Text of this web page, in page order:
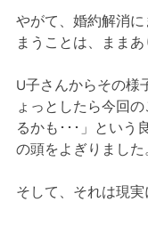
やがて、婚約解消
まうことは、ままあ
U子さんからその様
ょっとしたら今回
るかも･･･」という
の頭をよぎりました
そして、それは現実